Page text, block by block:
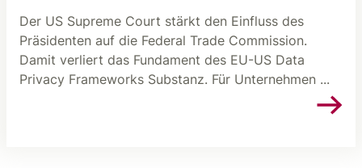
Der US Supreme Court stärkt den Einfluss des
Präsidenten auf die Federal Trade Commission.
Damit verliert das Fundament des EU-US Data
Privacy Frameworks Substanz. Für Unternehmen ...